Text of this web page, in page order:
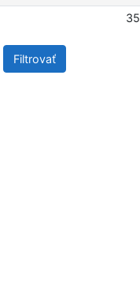
35
Filtrovať